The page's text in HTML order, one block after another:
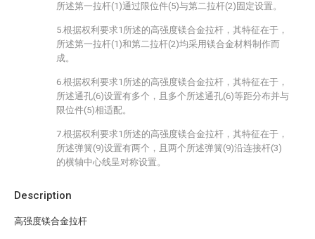
Description
高强度镁合金拉杆
所述第一拉杆(1)通过限位件(5)与第二拉杆(2)固定设置。
5.根据权利要求1所述的高强度镁合金拉杆，其特征在于，
所述第一拉杆(1)和第二拉杆(2)均采用镁合金材料制作而
成。
6.根据权利要求1所述的高强度镁合金拉杆，其特征在于，
所述通孔(6)设置有多个，且多个所述通孔(6)等距分布并与
限位件(5)相适配。
7.根据权利要求1所述的高强度镁合金拉杆，其特征在于，
所述弹簧(9)设置有两个，且两个所述弹簧(9)沿连接杆(3)
的横轴中心线呈对称设置。